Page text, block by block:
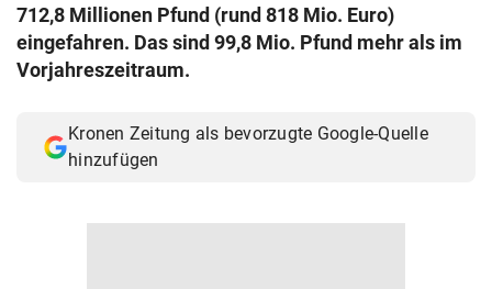
© Krone Multimedia GmbH & Co KG 2026
712,8 Millionen Pfund (rund 818 Mio. Euro)
eingefahren. Das sind 99,8 Mio. Pfund mehr als im
Vorjahreszeitraum.
Kronen Zeitung als bevorzugte Google-Quelle
hinzufügen